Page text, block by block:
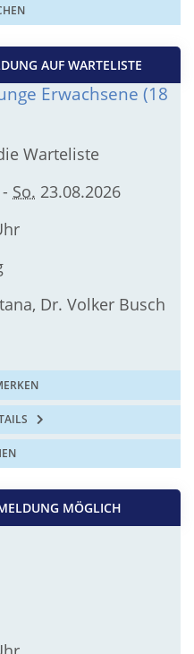
AUF WARTELISTE
Erwachsene (18
Warteliste
So. 23.08.2026
Dr. Volker Busch
MÖGLICH